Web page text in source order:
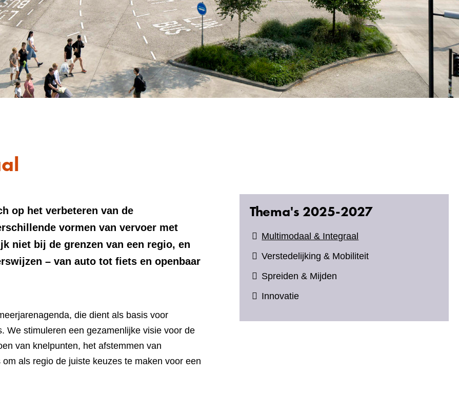
op het verbeteren van de
vormen van vervoer met
niet bij de grenzen van een regio, en
– van auto tot fiets en openbaar
die dient als basis voor
We stimuleren een gezamenlijke visie voor de
van knelpunten, het afstemmen van
als regio de juiste keuzes te maken voor een
Thema's 2025-2027
Multimodaal & Integraal
Verstedelijking & Mobiliteit
Spreiden & Mijden
Innovatie